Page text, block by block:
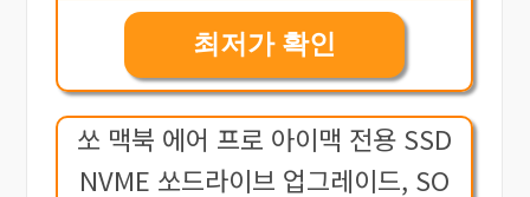
최저가 확인
쏘 맥북 에어 프로 아이맥 전용 SSD
NVME 쏘드라이브 업그레이드, SO